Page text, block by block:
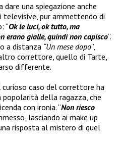
una spiegazione anche
pur ammettendo di
“Ok le luci, ok tutto, ma
erano gialle, quindi non capisco”.
a distanza “Un mese dopo”,
correttore, quello di Tarte,
differente.
caso del correttore ha
della ragazza, che
con ironia. “Non riesco
lasciando ai make up
risposta al mistero di quel